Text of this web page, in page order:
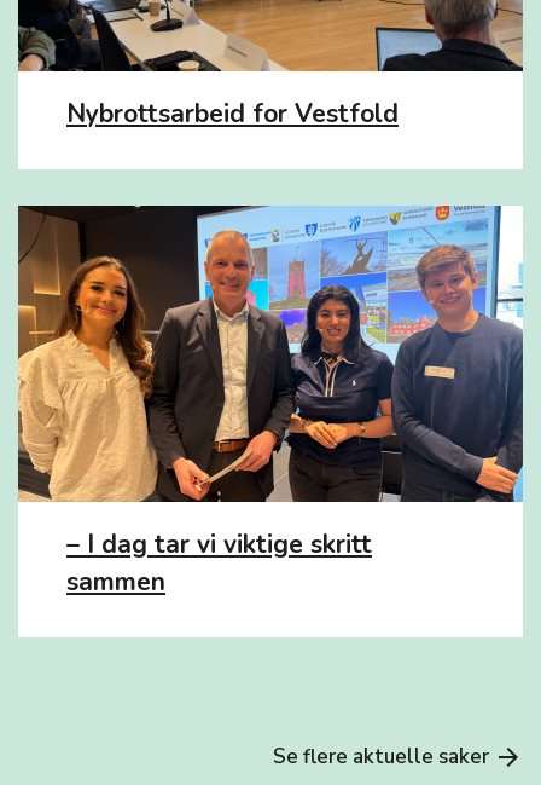
Nybrottsarbeid for Vestfold
– I dag tar vi viktige skritt
sammen
Se flere aktuelle saker arrow_forward